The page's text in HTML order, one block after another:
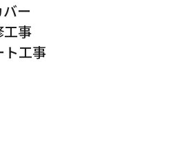
ー
工事
ト工事